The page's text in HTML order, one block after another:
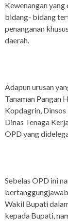
Kewenangan
bidang- bidang
penanganan
daerah.
Adapun urusan
Tanaman Pangan
Kopdagrin,
Dinas Tenaga
OPD yang
Sebelas OPD ini
Wakil Bupati
kepada Bupati,